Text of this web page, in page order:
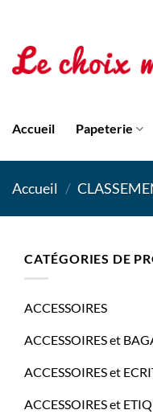
contenu
Accueil Papeterie
Accueil /
CATÉGORIES DE
ACCESSOIRES
ACCESSOIRES et
ACCESSOIRES et
ACCESSOIRES et